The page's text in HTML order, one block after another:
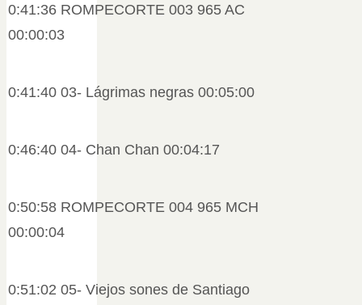
0:41:36 ROMPECORTE 003 965 AC
00:00:03
0:41:40 03- Lágrimas negras 00:05:00
0:46:40 04- Chan Chan 00:04:17
0:50:58 ROMPECORTE 004 965 MCH
00:00:04
0:51:02 05- Viejos sones de Santiago